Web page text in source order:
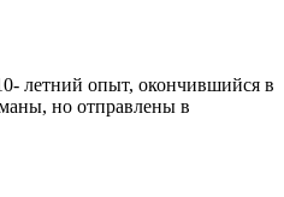
летний опыт, окончившийся в
но отправлены в